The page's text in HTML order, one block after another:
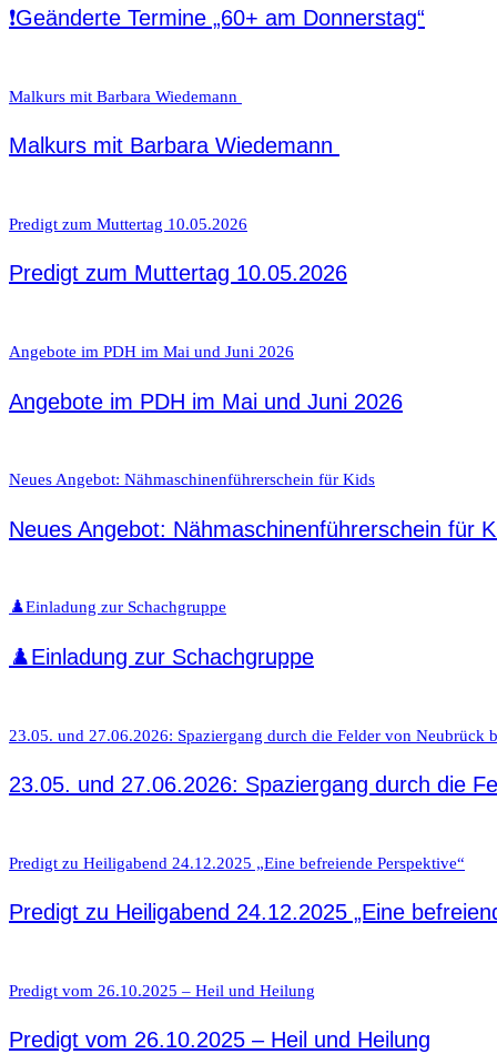
❗Geänderte Termine „60+ am Donnerstag“
Malkurs mit Barbara Wiedemann ‍
Malkurs mit Barbara Wiedemann ‍
Predigt zum Muttertag 10.05.2026
Predigt zum Muttertag 10.05.2026
Angebote im PDH im Mai und Juni 2026
Angebote im PDH im Mai und Juni 2026
Neues Angebot: Nähmaschinenführerschein für Kids
Neues Angebot: Nähmaschinenführerschein für
♟️Einladung zur Schachgruppe
♟️Einladung zur Schachgruppe
23.05. und 27.06.2026: Spaziergang durch die Felder von Neubrück
23.05. und 27.06.2026: Spaziergang durch die
Predigt zu Heiligabend 24.12.2025 „Eine befreiende Perspektive“
Predigt zu Heiligabend 24.12.2025 „Eine
Predigt vom 26.10.2025 – Heil und Heilung
Predigt vom 26.10.2025 – Heil und Heilung